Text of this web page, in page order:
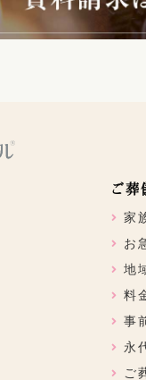
ご葬
家
お
地
料
事
永
ご